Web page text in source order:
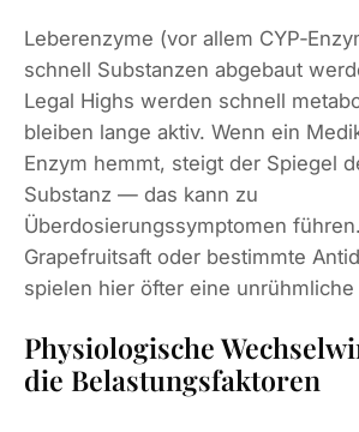
Leberenzyme (vor allem
schnell Substanzen abgebaut
Legal Highs werden schnell
bleiben lange aktiv. Wenn ein
Enzym hemmt, steigt der Spiegel
Substanz — das kann zu
Überdosierungssymptomen
Grapefruitsaft oder bestimmte
spielen hier öfter eine unrühmliche
Physiologische
die Belastungsfaktoren